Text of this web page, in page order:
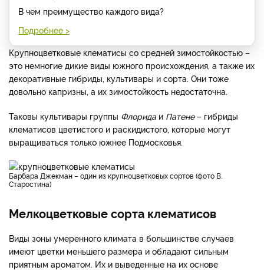
В чем преимущество каждого вида?
Подробнее >
Крупноцветковые клематисы со средней зимостойкостью –
это немногие дикие виды южного происхождения, а также их
декоративные гибриды, культивары и сорта. Они тоже
довольно капризны, а их зимостойкость недостаточна.
Таковы культивары группы Флорида и Патене– гибриды
клематисов цветистого и раскидистого, которые могут
выращиваться только южнее Подмосковья.
Барбара Джекман – один из крупноцветковых сортов (фото В.
Старостина)
Мелкоцветковые сорта клематисов
Виды зоны умеренного климата в большинстве случаев
имеют цветки меньшего размера и обладают сильным
приятным ароматом. Их и выведенные на их основе